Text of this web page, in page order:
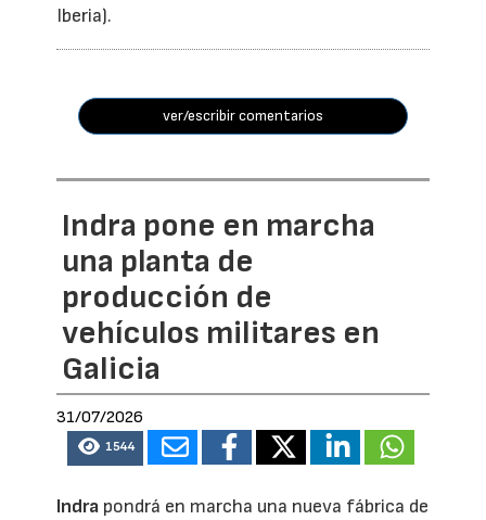
Iberia).
ver/escribir comentarios
Indra pone en marcha
una planta de
producción de
vehículos militares en
Galicia
31/07/2026
1544
Indra pondrá en marcha una nueva fábrica de